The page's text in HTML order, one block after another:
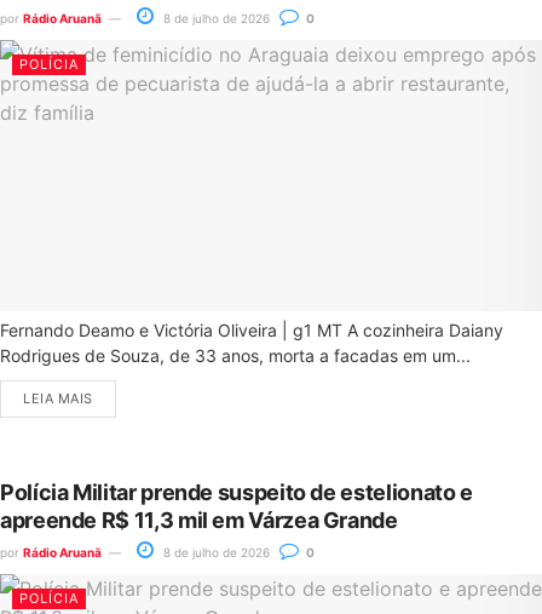
por Rádio Aruanã 8 de julho de 2026 0
POLÍCIA
Fernando Deamo e Victória Oliveira | g1 MT A cozinheira Daiany
Rodrigues de Souza, de 33 anos, morta a facadas em um...
LEIA MAIS
Polícia Militar prende suspeito de estelionato e
apreende R$ 11,3 mil em Várzea Grande
por Rádio Aruanã 8 de julho de 2026 0
POLÍCIA